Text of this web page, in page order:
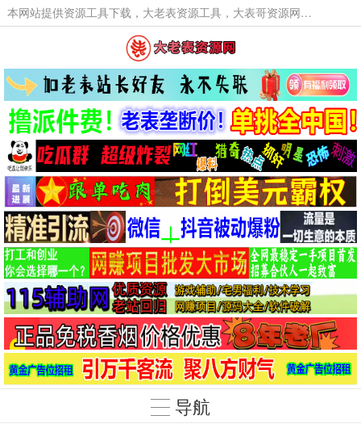
本网站提供资源工具下载，大老表资源工具，大表哥资源网软件工具，大老表资源下载，活动线报福利资源分享,活动线报，大型网游经典游戏，网络热门技术游戏辅助交流与分享。
导航